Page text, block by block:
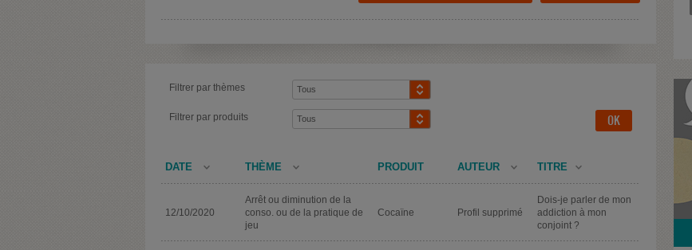
Filtrer par thèmes
Filtrer par produits
DATE THÈME PRODUIT AUTEUR TITRE
12/10/2020
Arrêt ou diminution de la
conso. ou de la pratique de
jeu
Cocaïne Profil supprimé
Dois-je parler de mon
addiction à mon
conjoint ?